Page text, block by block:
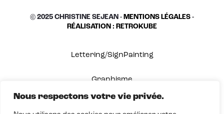
Nous respectons votre vie privée.
© 2025 CHRISTINE SEJEAN - MENTIONS LÉGALES -
RÉALISATION : RETROKUBE
Lettering/SignPainting
Graphisme